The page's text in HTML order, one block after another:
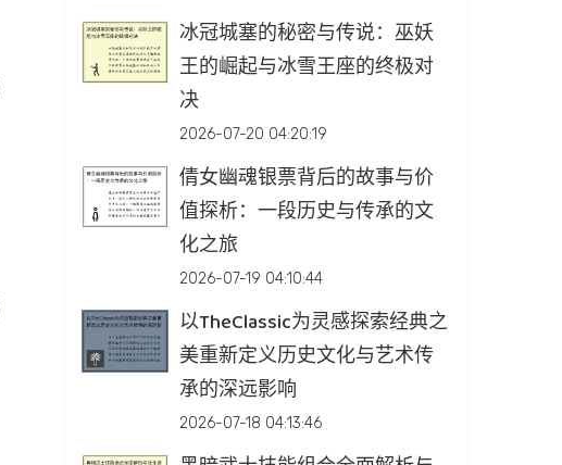
冰冠城塞的秘密与传说：巫妖
王的崛起与冰雪王座的终极对
决
2026-07-20 04:20:19
倩女幽魂银票背后的故事与价
值探析：一段历史与传承的文
化之旅
2026-07-19 04:10:44
以TheClassic为灵感探索经典之
美重新定义历史文化与艺术传
承的深远影响
2026-07-18 04:13:46